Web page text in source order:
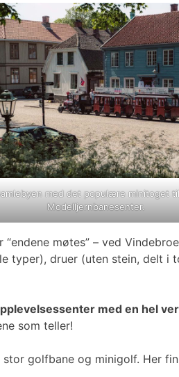
med det populære minitoget
Modelljernbanesenter.
møtes” – ved
druer (uten stein, delt i
med en hel
som teller!
stor golfbane og minigolf. Her